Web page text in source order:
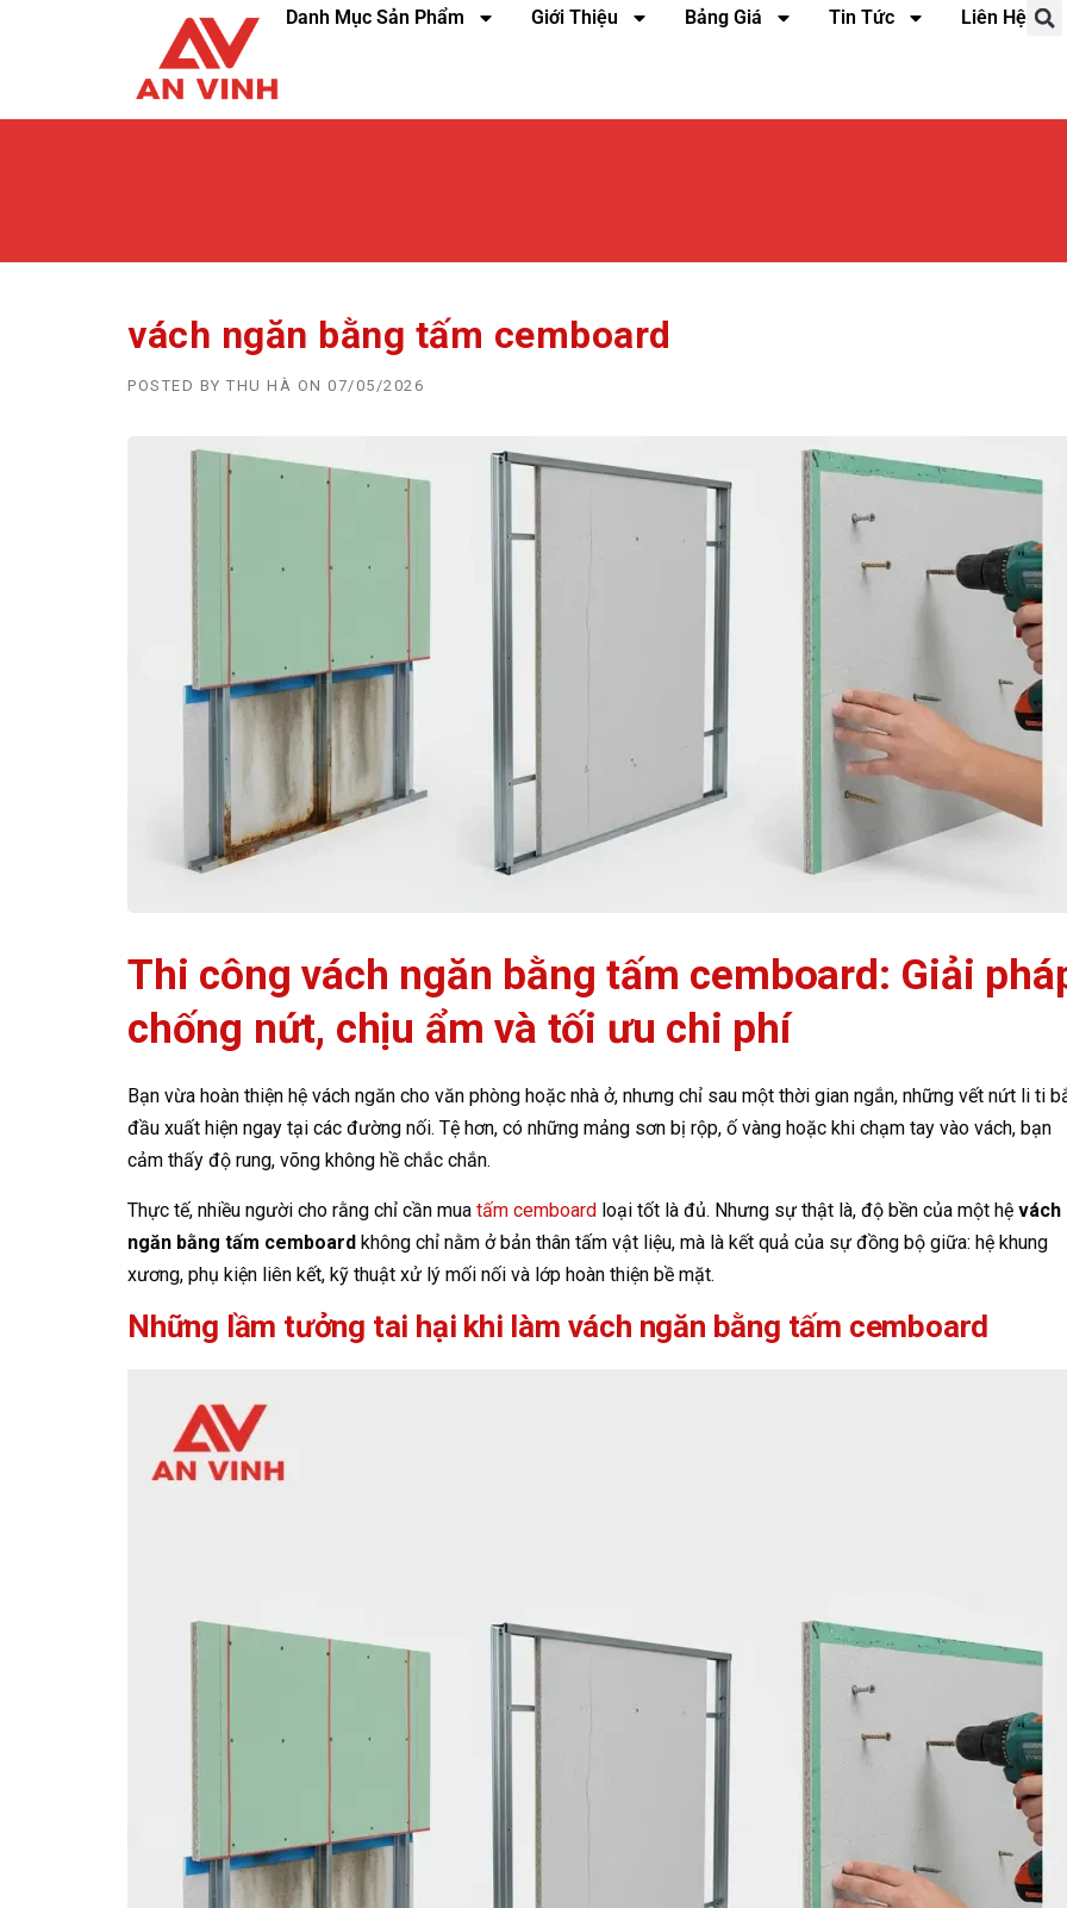
Danh Mục Sản Phẩm Giới Thiệu Bảng Giá Tin Tức Liên Hệ
vách ngăn bằng tấm cemboard
POSTED BY THU HÀ ON 07/05/2026
Thi công vách ngăn bằng tấm cemboard: Giải
chống nứt, chịu ẩm và tối ưu chi phí
Bạn vừa hoàn thiện hệ vách ngăn cho văn phòng hoặc nhà ở, nhưng chỉ sau một thời gian ngắn, những vết nứt li ti
đầu xuất hiện ngay tại các đường nối. Tệ hơn, có những mảng sơn bị rộp, ố vàng hoặc khi chạm tay vào vách, bạn
cảm thấy độ rung, võng không hề chắc chắn.
Thực tế, nhiều người cho rằng chỉ cần mua tấm cemboard loại tốt là đủ. Nhưng sự thật là, độ bền của một hệ vách
ngăn bằng tấm cemboard không chỉ nằm ở bản thân tấm vật liệu, mà là kết quả của sự đồng bộ giữa: hệ khung
xương, phụ kiện liên kết, kỹ thuật xử lý mối nối và lớp hoàn thiện bề mặt.
Những lầm tưởng tai hại khi làm vách ngăn bằng tấm cemboard